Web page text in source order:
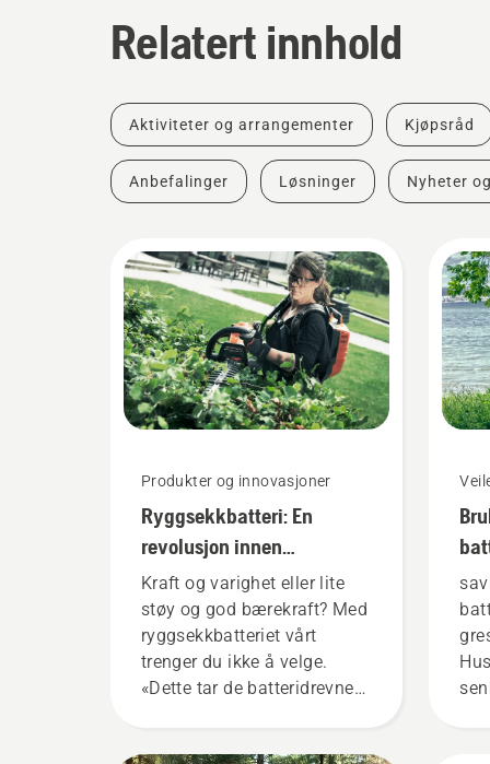
Relatert innhold
Aktiviteter og arrangementer Kjøpsråd
Anbefalinger Løsninger Nyheter
Produkter og innovasjoner
Ryggsekkbatteri: En
revolusjon innen
håndholdte, batteridrevne
verktøy
Kraft og varighet eller lite
støy og god bærekraft? Med
ryggsekkbatteriet vårt
trenger du ikke å velge.
«Dette tar de batteridrevne